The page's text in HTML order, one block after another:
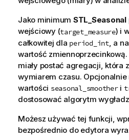
Jako minimum STL_Seasonal
wejściowy (target_measure) i
całkowitej dla period_int, a
wartość
miały postać agregacji, która
wymiarem czasu.
wartości seasonal_smootheri
dostosować algorytm
Możesz używać tej funkcji,
bezpośrednio do edytora